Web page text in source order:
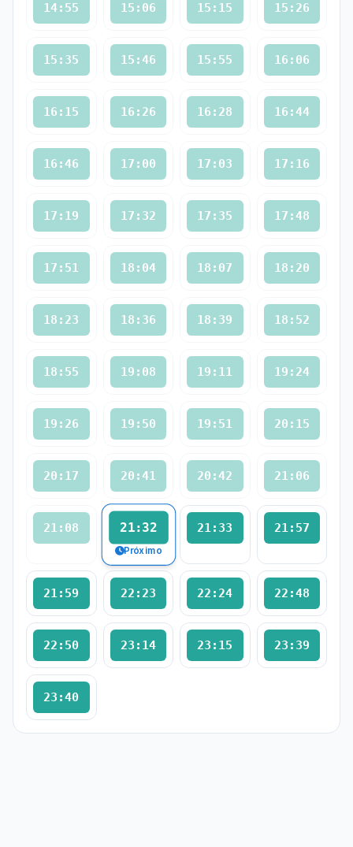
14:55 15:06 15:15 15:26
15:35 15:46 15:55 16:06
16:15 16:26 16:28 16:44
16:46 17:00 17:03 17:16
17:19 17:32 17:35 17:48
17:51 18:04 18:07 18:20
18:23 18:36 18:39 18:52
18:55 19:08 19:11 19:24
19:26 19:50 19:51 20:15
20:17 20:41 20:42 21:06
21:08 21:32
Próximo
21:33 21:57
21:59 22:23 22:24 22:48
22:50 23:14 23:15 23:39
23:40